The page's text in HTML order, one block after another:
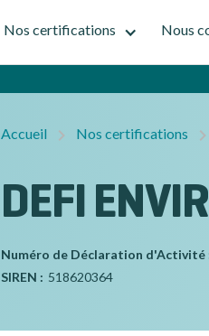
Nos certifications Nous
Accueil Nos certifications
DEFI
Numéro de Déclaration d'Activité
SIREN : 518620364